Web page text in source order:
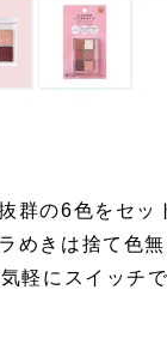
群の6色をセッ
めきは捨て色無
軽にスイッチ